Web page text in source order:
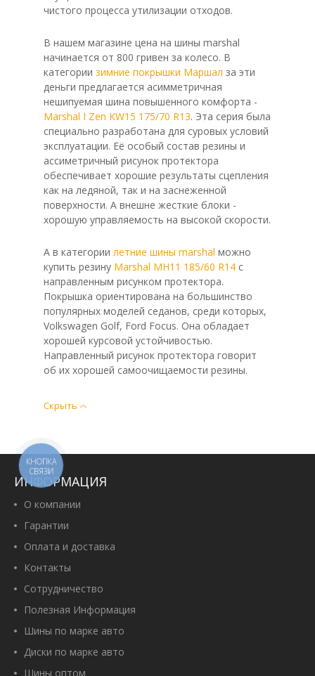
чистого процесса утилизации отходов.
В нашем магазине цена на шины marshal
начинается от 800 гривен за колесо. В
категории зимние покрышки Маршал за эти
деньги предлагается асимметричная
нешипуемая шина повышенного комфорта -
Marshal I Zen KW15 175/70 R13. Эта серия была
специально разработана для суровых условий
эксплуатации. Её особый состав резины и
ассиметричный рисунок протектора
обеспечивает хорошие результаты сцепления
как на ледяной, так и на заснеженной
поверхности. А внешне жесткие блоки -
хорошую управляемость на высокой скорости.
А в категории летние шины marshal можно
купить резину Marshal MH11 185/60 R14 с
направленным рисунком протектора.
Покрышка ориентирована на большинство
популярных моделей седанов, среди которых,
Volkswagen Golf, Ford Focus. Она обладает
хорошей курсовой устойчивостью.
Направленный рисунок протектора говорит
об их хорошей самоочищаемости резины.
Скрыть
ИНФОРМАЦИЯ
О компании
Гарантии
Оплата и доставка
Контакты
Сотрудничество
Полезная Информация
Шины по марке авто
Диски по марке авто
Шины оптом
КНОПКА
СВЯЗИ